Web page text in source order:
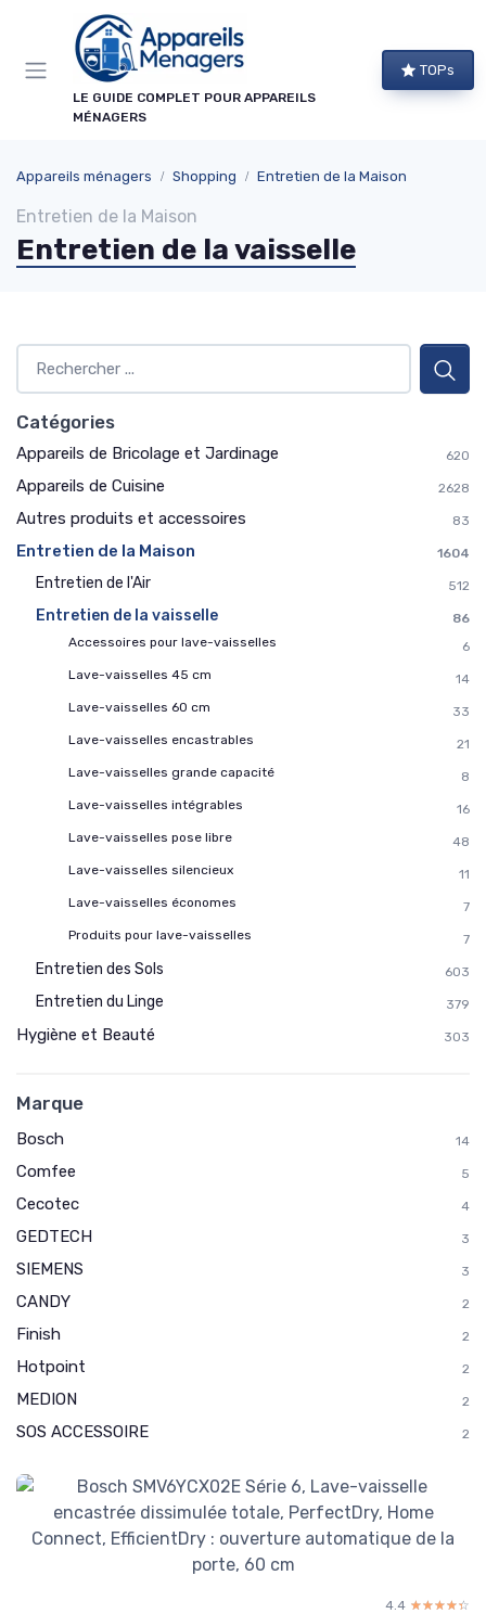
LE GUIDE COMPLET POUR APPAREILS
MÉNAGERS
TOPs
Appareils ménagers Shopping Entretien de la Maison
Entretien de la Maison
Entretien de la vaisselle
Catégories
Appareils de Bricolage et Jardinage 620
Appareils de Cuisine 2628
Autres produits et accessoires 83
Entretien de la Maison 1604
Entretien de l'Air 512
Entretien de la vaisselle
86
Accessoires pour lave-vaisselles
6
Lave-vaisselles 45 cm
14
Lave-vaisselles 60 cm
33
Lave-vaisselles encastrables
21
Lave-vaisselles grande capacité
8
Lave-vaisselles intégrables
16
Lave-vaisselles pose libre
48
Lave-vaisselles silencieux
11
Lave-vaisselles économes
7
Produits pour lave-vaisselles
7
Entretien des Sols 603
Entretien du Linge 379
Hygiène et Beauté 303
Marque
Bosch 14
Comfee 5
Cecotec 4
GEDTECH 3
SIEMENS 3
CANDY 2
Finish 2
Hotpoint 2
MEDION 2
SOS ACCESSOIRE 2
4.4 ☆☆☆☆☆
★★★★★
Panneau de gestion des cookies